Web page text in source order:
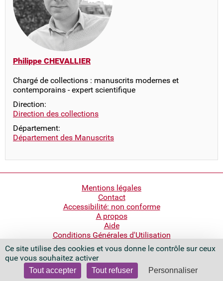
Ce site utilise des cookies et vous donne le contrôle sur ceux
que vous souhaitez activer
Tout accepter Tout refuser Personnaliser
Philippe CHEVALLIER
Chargé de collections : manuscrits modernes et
contemporains - expert scientifique
Direction:
Direction des collections
Département:
Département des Manuscrits
Mentions légales
Contact
Accessibilité: non conforme
A propos
Aide
Conditions Générales d'Utilisation
Bibliothèque nationale de France
Quai François Mauriac
75706 Paris Cedex 13 - France